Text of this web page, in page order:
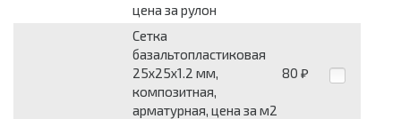
цена за рулон
Сетка
базальтопластиковая
25x25x1.2 мм,
композитная,
арматурная, цена за м2
80 ₽